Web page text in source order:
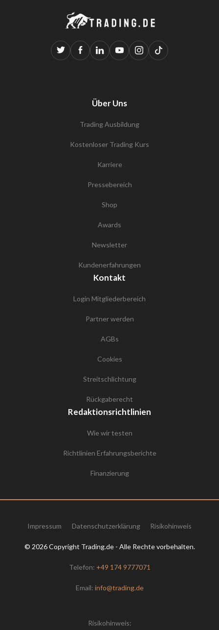
Über Uns
Trading Ausbildung
Kostenloser Trading Kurs
Karriere
Pressebereich
Shop
Awards
Newsletter
Kundenerfahrungen
Kontakt
Login Mitgliederbereich
Partner werden
AGBs
Cookies
Streitschlichtung
Rückgaberecht
Redaktionsrichtlinien
Wie wir testen
Richtlinien Erfahrungsberichte
Finanzierung
© 2026 Copyright Trading.de - Alle Rechte vorbehalten.
Telefon: +49 174 9777071
Email: info@trading.de
Impressum Datenschutzerklärung Risikohinweis
Risikohinweis: